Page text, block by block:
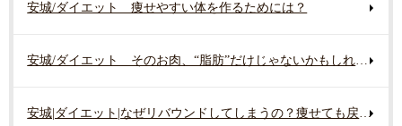
安城/ダイエット 痩せやすい体を作るためには？
安城/ダイエット そのお肉、“脂肪”だけじゃないかもしれません
安城|ダイエット|なぜリバウンドしてしまうの？痩せても戻る原因